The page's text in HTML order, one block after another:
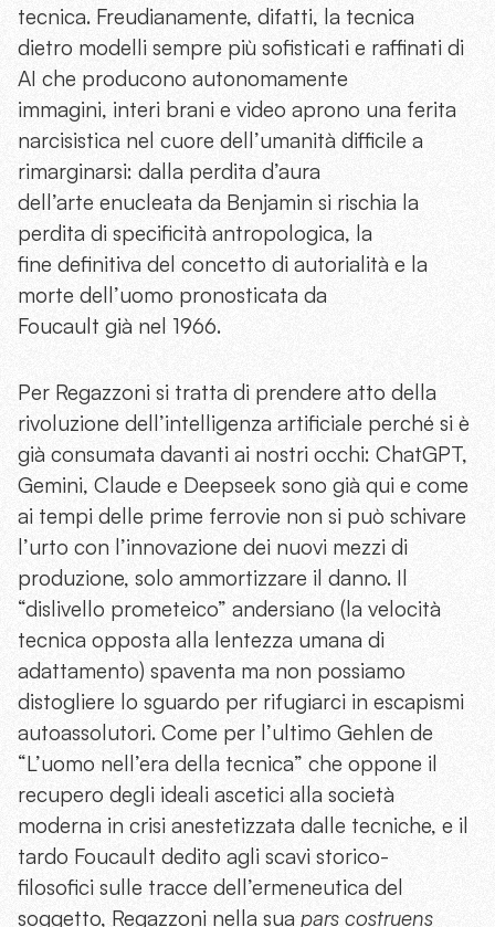
tecnica. Freudianamente, difatti, la tecnica
dietro modelli sempre più sofisticati e raffinati di
AI che producono autonomamente
immagini, interi brani e video aprono una ferita
narcisistica nel cuore dell’umanità difficile a
rimarginarsi: dalla perdita d’aura
dell’arte enucleata da Benjamin si rischia la
perdita di specificità antropologica, la
fine definitiva del concetto di autorialità e la
morte dell’uomo pronosticata da
Foucault già nel 1966.
Per Regazzoni si tratta di prendere atto della
rivoluzione dell’intelligenza artificiale perché si è
già consumata davanti ai nostri occhi: ChatGPT,
Gemini, Claude e Deepseek sono già qui e come
ai tempi delle prime ferrovie non si può schivare
l’urto con l’innovazione dei nuovi mezzi di
produzione, solo ammortizzare il danno. Il
“dislivello prometeico” andersiano (la velocità
tecnica opposta alla lentezza umana di
adattamento) spaventa ma non possiamo
distogliere lo sguardo per rifugiarci in escapismi
autoassolutori. Come per l’ultimo Gehlen de
“L’uomo nell’era della tecnica” che oppone il
recupero degli ideali ascetici alla società
moderna in crisi anestetizzata dalle tecniche, e il
tardo Foucault dedito agli scavi storico-
filosofici sulle tracce dell’ermeneutica del
soggetto, Regazzoni nella sua pars costruens